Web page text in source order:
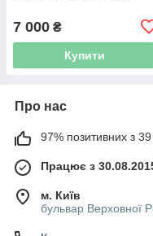
7 000 ₴
Купити
Про нас
97% позитивних з 39
Працює з
м. Київ
бульвар Верховної